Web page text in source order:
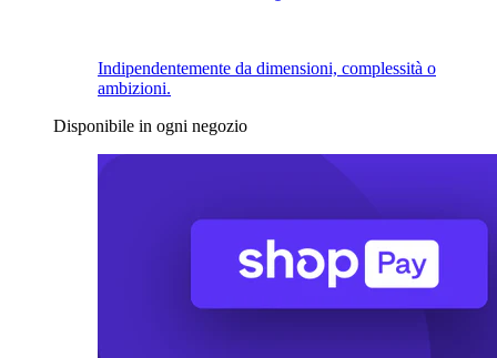
Indipendentemente da dimensioni, complessità o
ambizioni.
Disponibile in ogni negozio